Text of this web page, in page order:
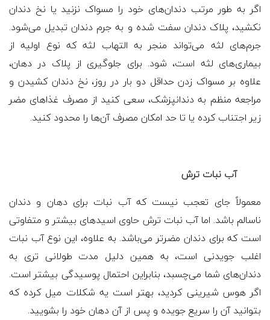
اگر به طور مرتب دندان‌های خود را مسواک نزنید یا نخ دندان
نکشید، پلاک دندان سفت شده و به جرم دندان تبدیل می‌شود.
جرم‌های لثه می‌تواند منجر به التهاب لثه که نوع اولیه از
بیماری‌های لثه است، شود. برای جلوگیری از پلاک در دهان،
علاوه بر مسواک زدن حداقل دو بار در روز، نخ دندان کشیدن و
مراجعه منظم به دندانپزشک، سعی کنید از مصرف غذاهای مضر
زیر اجتناب کرده یا تا حد امکان مصرف آن‌ها را محدود کنید.
آب نبات ترش
معمولاً جای تعجب نیست که آب نبات برای دهان و دندان
ناسالم باشد. اما آب نبات ترش حاوی اسیدهای بیشتر و متفاوتی
است که برای دندان مضرتر می‌باشد. به علاوه، این نوع آب نبات
اغلب جویدنی است، به همین دلیل مدت طولانی تری به
دندان‌های شما می‌چسبد، بنابراین احتمال پوسیدگی بیشتر است.
اگر هوس شیرینی کردید، بهتر است یه شکلات میل کرده که
بتوانید آن را سریع جویده و پس از آن دهان خود را بشویید.